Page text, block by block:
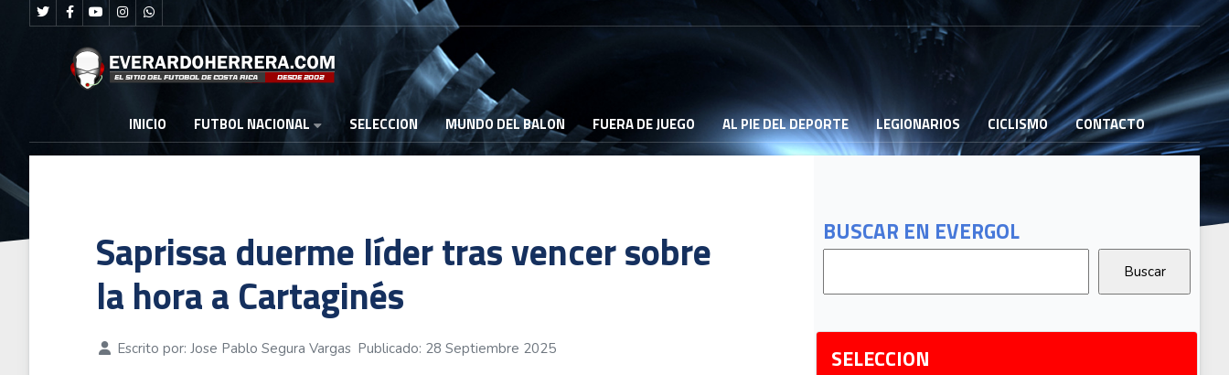
INICIO FUTBOL NACIONAL SELECCION MUNDO DEL BALON FUERA DE JUEGO AL PIE DEL DEPORTE LEGIONARIOS CICLISMO CONTACTO
BUSCAR EN EVERGOL
SELECCION
Saprissa duerme líder tras vencer sobre
la hora a Cartaginés
Escrito por: Jose Pablo Segura Vargas Publicado: 28 Septiembre 2025